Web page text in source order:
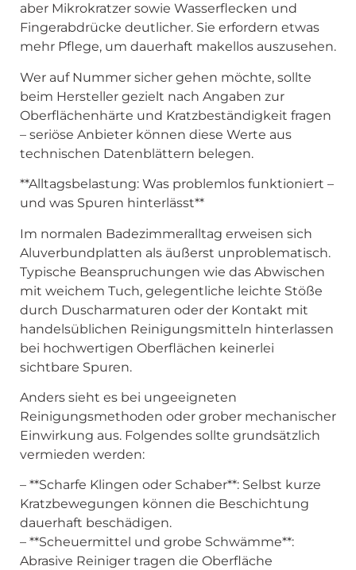
aber Mikrokratzer sowie Wasserflecken und
Fingerabdrücke deutlicher. Sie erfordern etwas
mehr Pflege, um dauerhaft makellos auszusehen.
Wer auf Nummer sicher gehen möchte, sollte
beim Hersteller gezielt nach Angaben zur
Oberflächenhärte und Kratzbeständigkeit fragen
– seriöse Anbieter können diese Werte aus
technischen Datenblättern belegen.
**Alltagsbelastung: Was problemlos funktioniert –
und was Spuren hinterlässt**
Im normalen Badezimmeralltag erweisen sich
Aluverbundplatten als äußerst unproblematisch.
Typische Beanspruchungen wie das Abwischen
mit weichem Tuch, gelegentliche leichte Stöße
durch Duscharmaturen oder der Kontakt mit
handelsüblichen Reinigungsmitteln hinterlassen
bei hochwertigen Oberflächen keinerlei
sichtbare Spuren.
Anders sieht es bei ungeeigneten
Reinigungsmethoden oder grober mechanischer
Einwirkung aus. Folgendes sollte grundsätzlich
vermieden werden:
– **Scharfe Klingen oder Schaber**: Selbst kurze
Kratzbewegungen können die Beschichtung
dauerhaft beschädigen.
– **Scheuermittel und grobe Schwämme**:
Abrasive Reiniger tragen die Oberfläche